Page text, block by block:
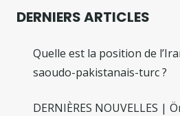
DERNIERS ARTICLES
Quelle est la position de
saoudo-pakistanais-turc ?
DERNIÈRES NOUVELLES |